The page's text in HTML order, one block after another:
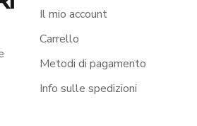
Il mio account
Carrello
Metodi di pagamento
Info sulle spedizioni